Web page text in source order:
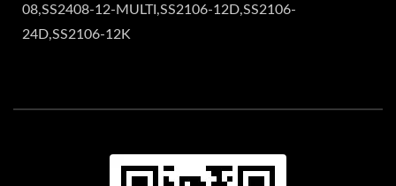
08,SS2408-12-MULTI,SS2106-12D,SS2106-
24D,SS2106-12K